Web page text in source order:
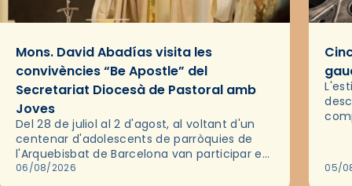
Mons. David Abadías visita les
convivències “Be Apostle” del
Secretariat Diocesà de Pastoral amb
Joves
Del 28 de juliol al 2 d'agost, al voltant d'un
centenar d'adolescents de parròquies de
l'Arquebisbat de Barcelona van participar en
les convivències Be Apostle, organitzades
06/08/2026 05/